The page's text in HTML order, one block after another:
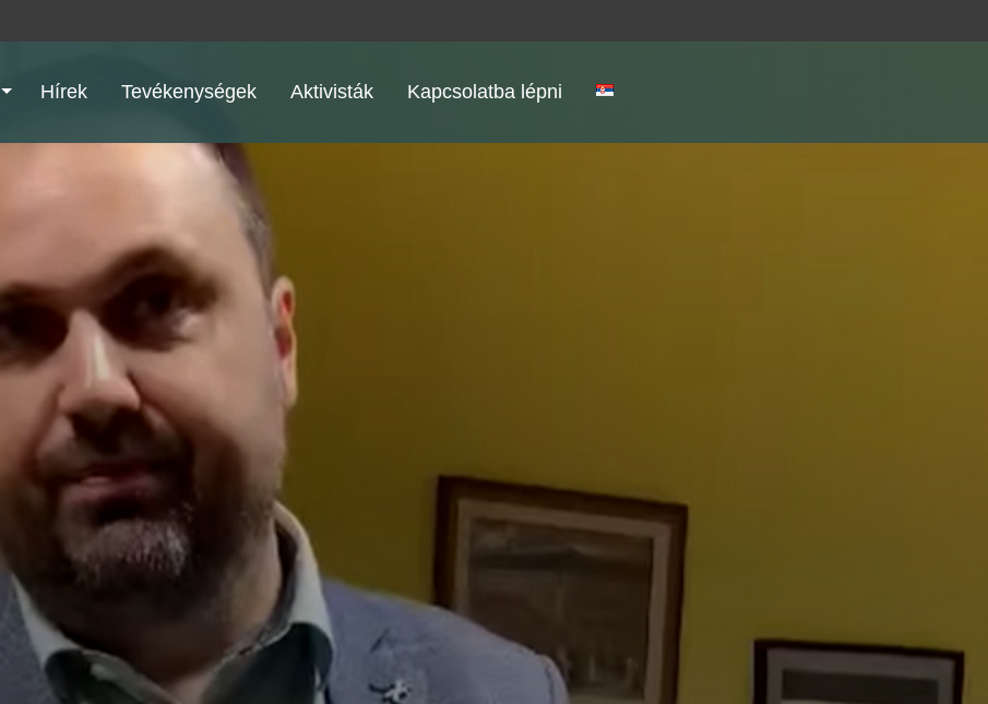
Hírek Tevékenységek Aktivisták Kapcsolatba lépni